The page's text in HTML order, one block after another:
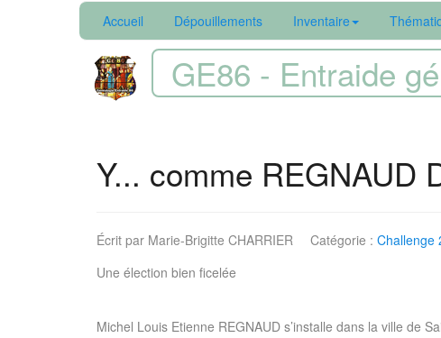
Accueil Dépouillements Inventaire
GE86 - Entraide
Y... comme REGNAUD
Écrit par Marie-Brigitte CHARRIER Catégorie : Challenge
Une élection bien ficelée
Michel Louis Etienne REGNAUD s’installe dans la ville de